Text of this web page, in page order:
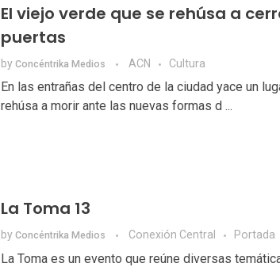
El viejo verde que se rehúsa a
puertas
by Concéntrika Medios ACN Cultura
En las entrañas del centro de la ciudad yace un
rehúsa a morir ante las nuevas formas d ...
La Toma 13
by Concéntrika Medios Conexión Central Portada
La Toma es un evento que reúne diversas